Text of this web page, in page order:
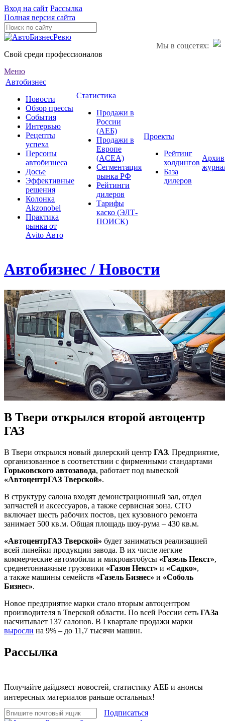
Вход на сайт Рассылка
Полная версия сайта
Мы в соцсетях:
Свой среди профессионалов
Меню
Автобизнес
Новости
Обзор прессы
События
Интервью
Рецепты
успеха
Персоны
автобизнеса
Досье
Эффективные
решения
Колонка
Akzonobel
Практика
рынка от
Аvito Авто
Статистика
Продажи в
России
(АЕБ)
Продажи в
Европе
(ACEA)
Сегментация
рынка РФ
Рейтинги
дилеров
Тарифы
каско (ЭЛТ-
ПОИСК)
Проекты
Рейтинг
холдингов
База
дилеров
Архив
Автобизнес / Новости
В Твери открылся второй автоцентр
ГАЗ
В Твери открылся новый дилерский центр ГАЗ. Предприятие,
организованное в соответствии с фирменными стандартами
Горьковского автозавода, работает под вывеской
«АвтоцентрГАЗ Тверской».
В структуру салона входят демонстрационный зал, отдел
запчастей и аксессуаров, а также сервисная зона. СТО
включает шесть рабочих постов, цех кузовного ремонта
занимает 500 кв.м. Общая площадь шоу-рума – 430 кв.м.
«АвтоцентрГАЗ Тверской» будет заниматься реализацией
всей линейки продукции завода. В их числе легкие
коммерческие автомобили и микроавтобусы «Газель Некст»,
среднетоннажные грузовики «Газон Некст» и «Садко»,
а также машины семейств «Газель Бизнес» и «Соболь
Бизнес».
Новое предприятие марки стало вторым автоцентром
производителя в Тверской области. По всей России сеть ГАЗа
насчитывает 137 салонов. В I квартале продажи марки
выросли на 9% – до 11,7 тысячи машин.
Рассылка
Получайте дайджест новостей, статистику АЕБ и анонсы
интересных материалов раньше остальных!
Подписаться